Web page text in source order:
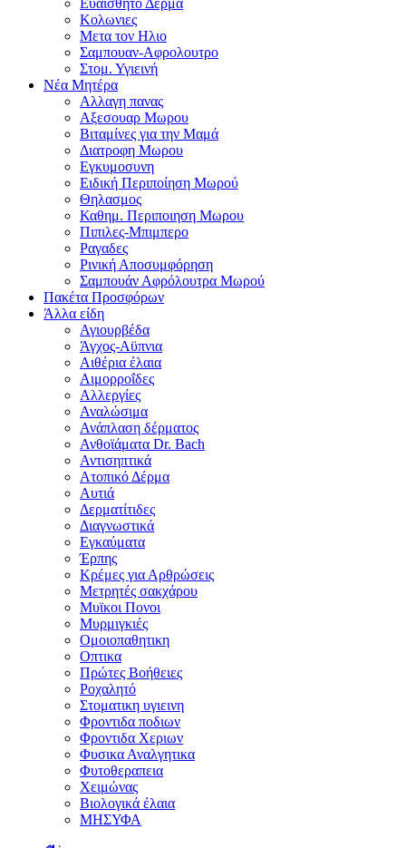
Ευαισθητο Δερμα
Κολωνιες
Μετα τον Ηλιο
Σαμπουαν-Αφρολουτρο
Στομ. Υγιεινή
Νέα Μητέρα
Αλλαγη πανας
Αξεσουαρ Μωρου
Βιταμίνες για την Μαμά
Διατροφη Μωρου
Εγκυμοσυνη
Ειδική Περιποίηση Μωρού
Θηλασμος
Καθημ. Περιποιηση Μωρου
Πιπιλες-Μπιμπερο
Ραγαδες
Ρινική Αποσυμφόρηση
Σαμπουάν Αφρόλουτρα Μωρού
Πακέτα Προσφόρων
Άλλα είδη
Αγιουρβέδα
Άγχος-Αϋπνια
Αιθέρια έλαια
Αιμορροΐδες
Αλλεργίες
Αναλώσιμα
Ανάπλαση δέρματος
Ανθοϊάματα Dr. Bach
Αντισηπτικά
Ατοπικό Δέρμα
Αυτιά
Δερματίτιδες
Διαγνωστικά
Εγκαύματα
Έρπης
Κρέμες για Αρθρώσεις
Μετρητές σακχάρου
Μυϊκοι Πονοι
Μυρμιγκιές
Ομοιοπαθητικη
Οπτικα
Πρώτες Βοήθειες
Ροχαλητό
Στοματικη υγιεινη
Φροντιδα ποδιων
Φροντιδα Χεριων
Φυσικα Αναλγητικα
Φυτοθεραπεια
Χειμώνας
Βιολογικά έλαια
ΜΗΣΥΦΑ